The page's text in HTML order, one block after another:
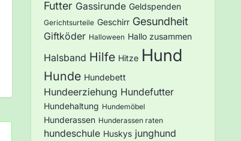
Futter Gassirunde Geldspenden
Gerichtsurteile Geschirr Gesundheit
Giftköder Halloween Hallo zusammen
Halsband Hilfe Hitze Hund
Hunde Hundebett
Hundeerziehung Hundefutter
Hundehaltung Hundemöbel
Hunderassen Hunderassen raten
hundeschule Huskys junghund